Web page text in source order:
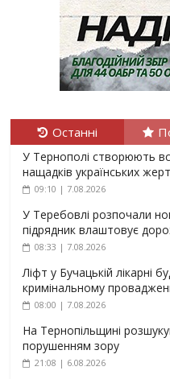
Останні
У Тернополі створюють
нащадків українських
09:10 | 7.08.2026
У Теребовлі розпочали
підрядник влаштовує
08:33 | 7.08.2026
Ліфт у Бучацькій лікарні
кримінальному
08:00 | 7.08.2026
На Тернопільщині
порушенням зору
21:08 | 6.08.2026